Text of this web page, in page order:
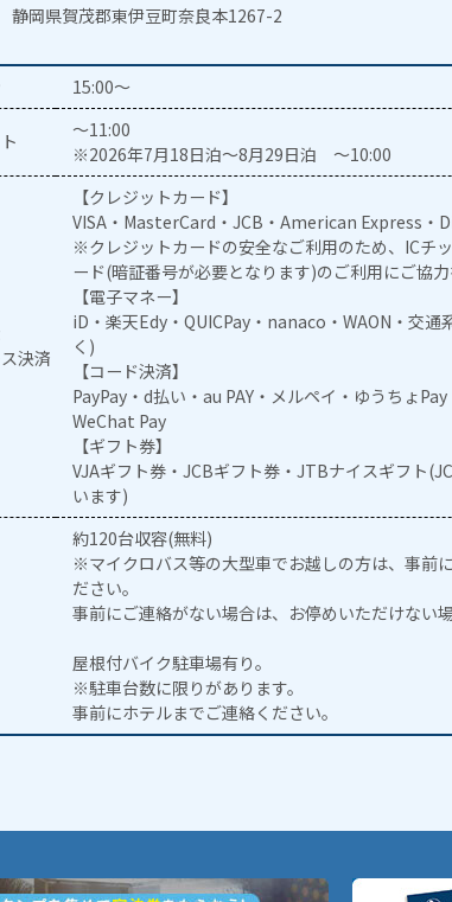
岡県賀茂郡東伊豆町奈良本1267-2
15:00～
～11:00
※2026年7月18日泊～8月29日泊 ～10:00
決済
【クレジットカード】
VISA・MasterCard・JCB・American Express・
※クレジットカードの安全なご利用のため、ICチ
ード(暗証番号が必要となります)のご利用にご協力
【電子マネー】
iD・楽天Edy・QUICPay・nanaco・WAON・交通
く)
【コード決済】
PayPay・d払い・au PAY・メルペイ・ゆうちょ
WeChat Pay
【ギフト券】
VJAギフト券・JCBギフト券・JTBナイスギフト
います)
約120台収容(無料)
※マイクロバス等の大型車でお越しの方は、事前
ださい。
事前にご連絡がない場合は、お停めいただけない
屋根付バイク駐車場有り。
※駐車台数に限りがあります。
事前にホテルまでご連絡ください。